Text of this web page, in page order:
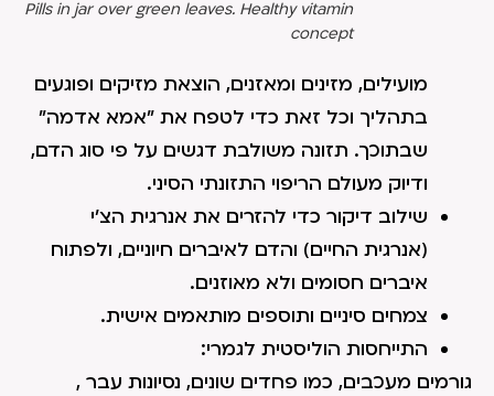
Pills in jar over green leaves. Healthy vitamin
concept
מועילים, מזינים ומאזנים, הוצאת מזיקים ופוגעים
בתהליך וכל זאת כדי לטפח את "אמא אדמה"
שבתוכך. תזונה משולבת דגשים על פי סוג הדם,
ודיוק מעולם הריפוי התזונתי הסיני.
שילוב דיקור כדי להזרים את אנרגית הצ'י
(אנרגית החיים) והדם לאיברים חיוניים, ולפתוח
איברים חסומים ולא מאוזנים.
צמחים סיניים ותוספים מותאמים אישית.
התייחסות הוליסטית לגמרי:
גורמים מעכבים, כמו פחדים שונים, נסיונות עבר ,